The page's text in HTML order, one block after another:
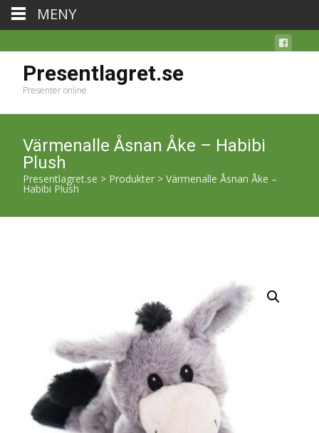
Presentlagret.se
Presenter online
Värmenalle Åsnan Åke – Habibi
Plush
Presentlagret.se > Produkter > Värmenalle Åsnan Åke –
Habibi Plush
MENY